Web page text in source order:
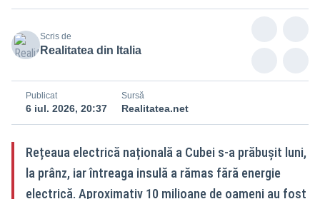
Scris de
Realitatea din Italia
Publicat
6 iul. 2026, 20:37
Sursă
Realitatea.net
Rețeaua electrică națională a Cubei s-a prăbușit luni,
la prânz, iar întreaga insulă a rămas fără energie
electrică. Aproximativ 10 milioane de oameni au fost